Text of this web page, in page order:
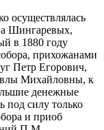
осуществлялась
Шингаревых,
в 1880 году
прихожанами
Петр Егорович,
Михайловны, к
денежные
под силу только
и приоб